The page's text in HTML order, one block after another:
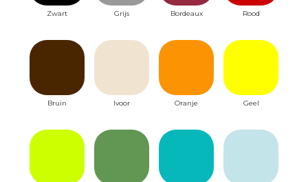
Zwart Grijs Bordeaux Rood
Bruin Ivoor Oranje Geel